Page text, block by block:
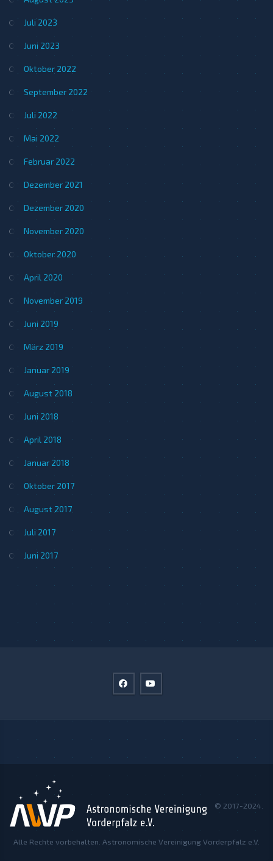
Juli 2023
Juni 2023
Oktober 2022
September 2022
Juli 2022
Mai 2022
Februar 2022
Dezember 2021
Dezember 2020
November 2020
Oktober 2020
April 2020
November 2019
Juni 2019
März 2019
Januar 2019
August 2018
Juni 2018
April 2018
Januar 2018
Oktober 2017
August 2017
Juli 2017
Juni 2017
© 2017-2024.
Alle Rechte vorbehalten. Astronomische Vereinigung Vorderpfalz e.V.